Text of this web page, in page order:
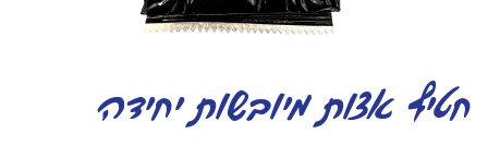
חטיף אצות מיובשות יחידה